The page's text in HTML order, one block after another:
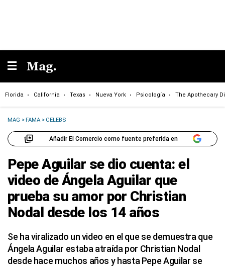
Florida California Texas Nueva York Psicología The Apothecary
MAG >FAMA > CELEBS
Añadir El Comercio como fuente preferida en
Pepe Aguilar se dio cuenta: el
video de Ángela Aguilar que
prueba su amor por Christian
Nodal desde los 14 años
Se ha viralizado un video en el que se demuestra que
Ángela Aguilar estaba atraída por Christian Nodal
desde hace muchos años y hasta Pepe Aguilar se